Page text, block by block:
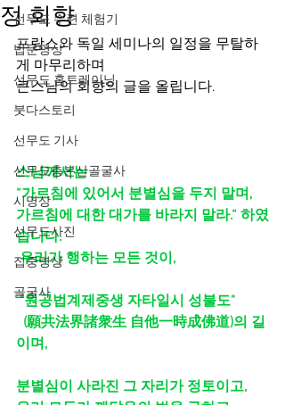
선무도 수련 체험기
법문명상
선무도 홈트레이닝
붓다스토리
선무도 기사
선무도총본산골굴사
시명상
선무도사진
집중명상
골굴사
정 회향
프랑스와 독일 세미나의 일정을 무탈하
게 마무리하며
큰스님의 회향의 글을 올립니다.
스님께서는
“가르침에 있어서 분별심을 두지 말며,
가르침에 대한 대가를 바라지 말라.“ 하였
습니다.
우리가 행하는 모든 것이,
"원공법계제중생 자타일시 성불도"
(願共法界諸衆生 自他一時成佛道)의 길
이며,
분별심이 사라진 그 자리가 정토이고,